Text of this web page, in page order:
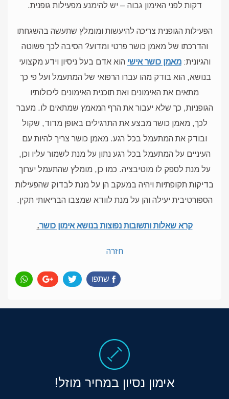
דקות לפני האימון גבוה – יש להימנע מפעילות גופנית.
הפעילות הגופנית צריכה להיעשות ומומלץ שתעשה בהשגחתו
והדרכתו של מאמן כושר פרטי ומדוע? הסיבה לכך פשוטה
והגיונית:מאמן כושר אישי הוא אדם בעל ניסיון וידע מקצועי
בנושא, הוא בודק מהו עברו הרפואי של המתעמל ועל פי כך
מתאים את האימונים ואת תוכנית האימונים ליכולותיו
הגופניות, כך שלא יעבור את הרף המאמץ שמתאים לו. מעבר
לכך, מאמן כושר מבצע את התרגילים באופן מדוד, שקול
ובודק את המתעמל בכל רגע. מאמן כושר צריך להיות עם
העיניים על המתעמל בכל רגע נתון על מנת לשמור עליו וכן,
על מנת לספק לו מוטיבציה. כמו כן, מומלץ שהתעמל יערוך
בדיקות תקופתיות ויהיה במעקב הן על מנת לבדוק שהפעילות
הספורטיבית יעילה והן על מנת לוודא שמצבו הבריאותי תקין.
קרא שאלות ותשובות נפוצות בנושא אימון כושר.
חזרה
שתפו
אימון נסיון במחיר מוזל!